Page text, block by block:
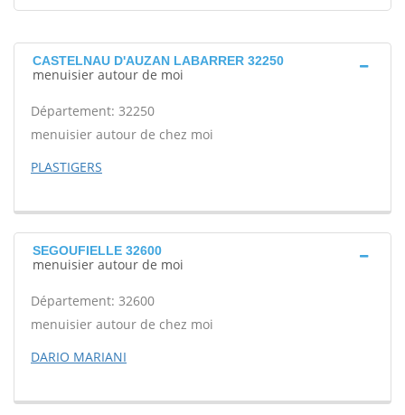
CASTELNAU D'AUZAN LABARRER 32250
menuisier autour de moi
Département: 32250
menuisier autour de chez moi
PLASTIGERS
SEGOUFIELLE 32600
menuisier autour de moi
Département: 32600
menuisier autour de chez moi
DARIO MARIANI